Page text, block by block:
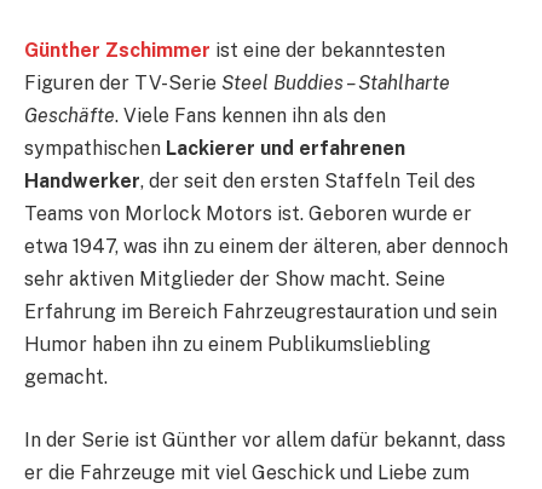
Günther Zschimmer ist eine der bekanntesten
Figuren der TV-Serie Steel Buddies – Stahlharte
Geschäfte. Viele Fans kennen ihn als den
sympathischen Lackierer und erfahrenen
Handwerker, der seit den ersten Staffeln Teil des
Teams von Morlock Motors ist. Geboren wurde er
etwa 1947, was ihn zu einem der älteren, aber dennoch
sehr aktiven Mitglieder der Show macht. Seine
Erfahrung im Bereich Fahrzeugrestauration und sein
Humor haben ihn zu einem Publikumsliebling
gemacht.
In der Serie ist Günther vor allem dafür bekannt, dass
er die Fahrzeuge mit viel Geschick und Liebe zum